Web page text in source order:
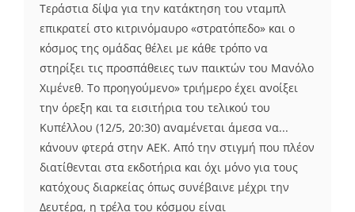
Τεράστια δίψα για την κατάκτηση του νταμπλ
επικρατεί στο κιτρινόμαυρο «στρατόπεδο» και ο
κόσμος της ομάδας θέλει με κάθε τρόπο να
στηρίξει τις προσπάθειες των παικτών του Μανόλο
Χιμένεθ. Το προηγούμενο» τριήμερο έχει ανοίξει
την όρεξη και τα εισιτήρια του τελικού του
Κυπέλλου (12/5, 20:30) αναμένεται άμεσα να...
κάνουν φτερά στην ΑΕΚ. Από την στιγμή που πλέον
διατίθενται στα εκδοτήρια και όχι μόνο για τους
κατόχους διαρκείας όπως συνέβαινε μέχρι την
Δευτέρα, η τρέλα του κόσμου είναι